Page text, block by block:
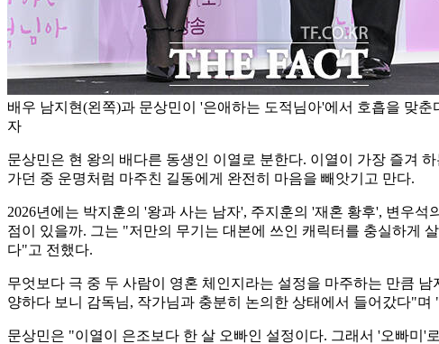
배우 남지현(왼쪽)과 문상민이 '은애하는 도적님아'에서 호흡을 맞춘
자
문상민은 현 왕의 배다른 동생인 이열로 분한다. 이열이 가장 즐겨
가던 중 운명처럼 마주친 길동에게 완전히 마음을 빼앗기고 만다.
2026년에는 박지훈의 '왕과 사는 남자', 주지훈의 '재혼 황후', 변우
점이 있을까. 그는 "저만의 무기는 대본에 쓰인 캐릭터를 충실하게
다"고 전했다.
무엇보다 극 중 두 사람이 영혼 체인지라는 설정을 마주하는 만큼
양하다 보니 감독님, 작가님과 충분히 논의한 상태에서 들어갔다"
문상민은 "이열이 은조보다 한 살 오빠인 설정이다. 그래서 '오빠미